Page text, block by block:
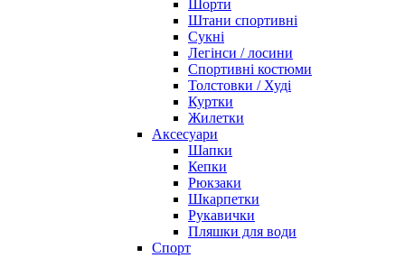
Шорти
Штани спортивні
Сукні
Легінси / лосини
Спортивні костюми
Толстовки / Худі
Куртки
Жилетки
Аксесуари
Шапки
Кепки
Рюкзаки
Шкарпетки
Рукавички
Пляшки для води
Спорт